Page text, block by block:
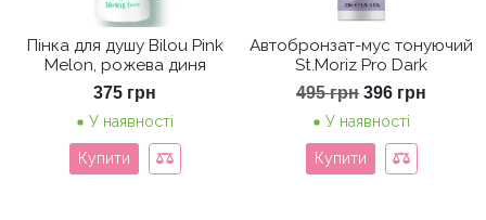
Пінка для душу Bilou Pink
Melon, рожева диня
375 грн
У наявності
Купити
Автобронзат-мус тонуючий
St.Moriz Pro Dark
495грн Оригінальна
495 грн.
396 грн
У наявності
Купити